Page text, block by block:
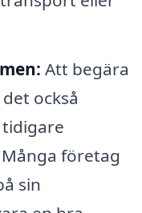
Att begära
också
företag
sin